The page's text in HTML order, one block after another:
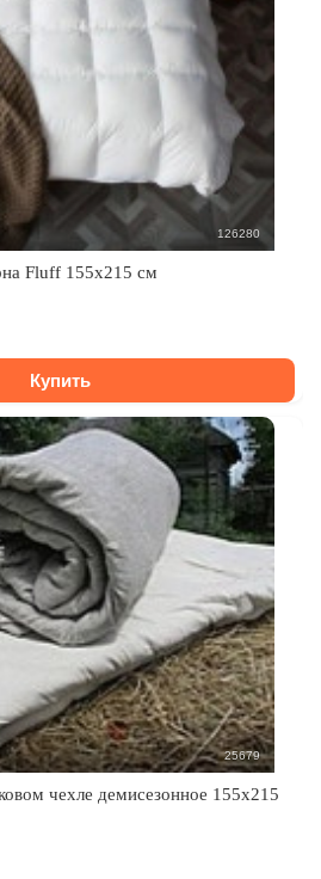
126280
Fluff 155x215 см
Купить
25679
чехле демисезонное 155х215